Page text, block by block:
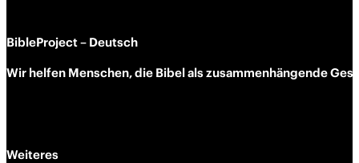
BibleProject – Deutsch
Wir helfen Menschen, die Bibel als zusammen­hängende
Weiteres